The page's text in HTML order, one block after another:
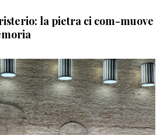
la pietra ci com-muove